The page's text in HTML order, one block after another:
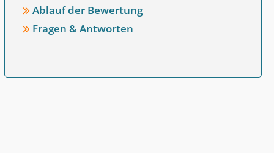
Ablauf der Bewertung
Fragen & Antworten